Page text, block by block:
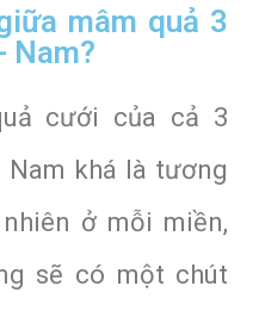
mâm quả 3
Nam?
cưới của cả 3
khá là tương
ở mỗi miền,
sẽ có một chút